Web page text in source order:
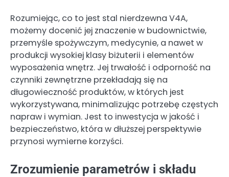
Rozumiejąc, co to jest stal nierdzewna V4A,
możemy docenić jej znaczenie w budownictwie,
przemyśle spożywczym, medycynie, a nawet w
produkcji wysokiej klasy biżuterii i elementów
wyposażenia wnętrz. Jej trwałość i odporność na
czynniki zewnętrzne przekładają się na
długowieczność produktów, w których jest
wykorzystywana, minimalizując potrzebę częstych
napraw i wymian. Jest to inwestycja w jakość i
bezpieczeństwo, która w dłuższej perspektywie
przynosi wymierne korzyści.
Zrozumienie parametrów i składu